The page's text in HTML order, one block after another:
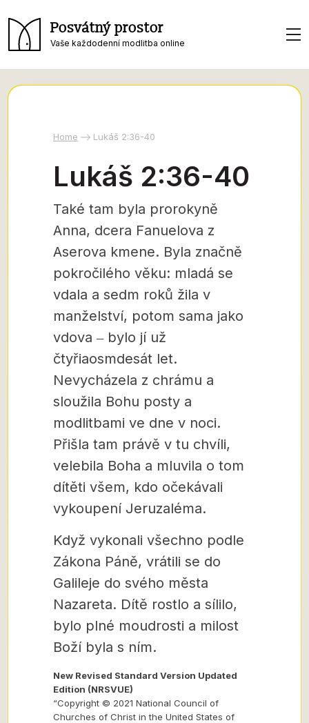
Posvátný prostor
Vaše každodenní modlitba online
Home Lukáš 2:36-40
Lukáš 2:36-40
Také tam byla prorokyně
Anna, dcera Fanuelova z
Aserova kmene. Byla značně
pokročilého věku: mladá se
vdala a sedm roků žila v
manželství, potom sama jako
vdova ‒ bylo jí už
čtyřiaosmdesát let.
Nevycházela z chrámu a
sloužila Bohu posty a
modlitbami ve dne v noci.
Přišla tam právě v tu chvíli,
velebila Boha a mluvila o tom
dítěti všem, kdo očekávali
vykoupení Jeruzaléma.
Když vykonali všechno podle
Zákona Páně, vrátili se do
Galileje do svého města
Nazareta. Dítě rostlo a sílilo,
bylo plné moudrosti a milost
Boží byla s ním.
New Revised Standard Version Updated
Edition (NRSVUE)
“Copyright © 2021 National Council of
Churches of Christ in the United States of